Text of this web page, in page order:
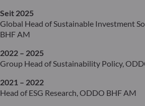
Seit 2025
Global Head of Sustainable Investment
BHF AM
2022 – 2025
Group Head of Sustainability Policy,
2021 – 2022
Head of ESG Research, ODDO BHF AM